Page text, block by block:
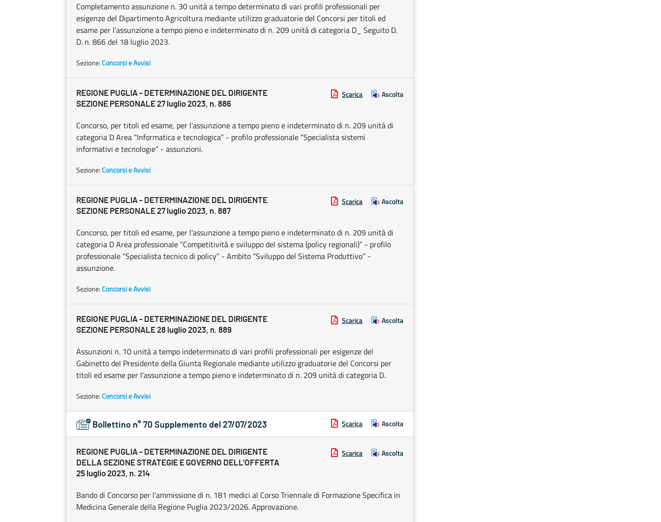
Completamento assunzione n. 30 unità a tempo determinato di vari profili professionali per
esigenze del Dipartimento Agricoltura mediante utilizzo graduatorie del Concorsi per titoli ed
esame per l’assunzione a tempo pieno e indeterminato di n. 209 unità di categoria D_ Seguito D.
D. n. 866 del 18 luglio 2023.
Sezione:Concorsi e Avvisi
REGIONE PUGLIA - DETERMINAZIONE DEL DIRIGENTE
SEZIONE PERSONALE 27 luglio 2023, n. 886
Scarica Ascolta
Concorso, per titoli ed esame, per l’assunzione a tempo pieno e indeterminato di n. 209 unità di
categoria D Area “Informatica e tecnologica” - profilo professionale “Specialista sistemi
informativi e tecnologie” - assunzioni.
Sezione:Concorsi e Avvisi
REGIONE PUGLIA - DETERMINAZIONE DEL DIRIGENTE
SEZIONE PERSONALE 27 luglio 2023, n. 887
Scarica Ascolta
Concorso, per titoli ed esame, per l’assunzione a tempo pieno e indeterminato di n. 209 unità di
categoria D Area professionale “Competitività e sviluppo del sistema (policy regionali)” - profilo
professionale “Specialista tecnico di policy” - Ambito “Sviluppo del Sistema Produttivo” -
assunzione.
Sezione:Concorsi e Avvisi
REGIONE PUGLIA - DETERMINAZIONE DEL DIRIGENTE
SEZIONE PERSONALE 28 luglio 2023, n. 889
Scarica Ascolta
Assunzioni n. 10 unità a tempo indeterminato di vari profili professionali per esigenze del
Gabinetto del Presidente della Giunta Regionale mediante utilizzo graduatorie del Concorsi per
titoli ed esame per l’assunzione a tempo pieno e indeterminato di n. 209 unità di categoria D.
Sezione:Concorsi e Avvisi
Bollettino n° 70 Supplemento del 27/07/2023 Scarica Ascolta
REGIONE PUGLIA - DETERMINAZIONE DEL DIRIGENTE
DELLA SEZIONE STRATEGIE E GOVERNO DELL’OFFERTA
25 luglio 2023, n. 214
Scarica Ascolta
Bando di Concorso per l’ammissione di n. 181 medici al Corso Triennale di Formazione Specifica in
Medicina Generale della Regione Puglia 2023/2026. Approvazione.